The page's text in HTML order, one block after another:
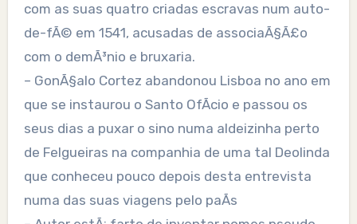
com as suas quatro criadas escravas num auto-
de-fÃ© em 1541, acusadas de associaÃ§Ã£o
com o demÃ³nio e bruxaria.
– GonÃ§alo Cortez abandonou Lisboa no ano em
que se instaurou o Santo OfÃ­cio e passou os
seus dias a puxar o sino numa aldeizinha perto
de Felgueiras na companhia de uma tal Deolinda
que conheceu pouco depois desta entrevista
numa das suas viagens pelo paÃ­s